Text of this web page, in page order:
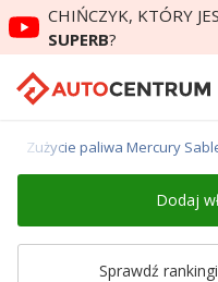
CHIŃCZYK, KTÓRY
SUPERB?
Zużycie paliwa Mercury
Dodaj
Sprawdź